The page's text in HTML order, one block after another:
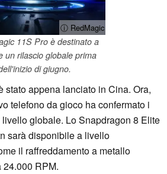
ⓘ RedMagic
11S Pro è destinato a
un rilascio globale prima
di giugno.
stato appena lanciato in Cina. Ora,
telefono da gioco ha confermato i
globale. Lo Snapdragon 8 Elite
sarà disponibile a livello
il raffreddamento a metallo
RPM.